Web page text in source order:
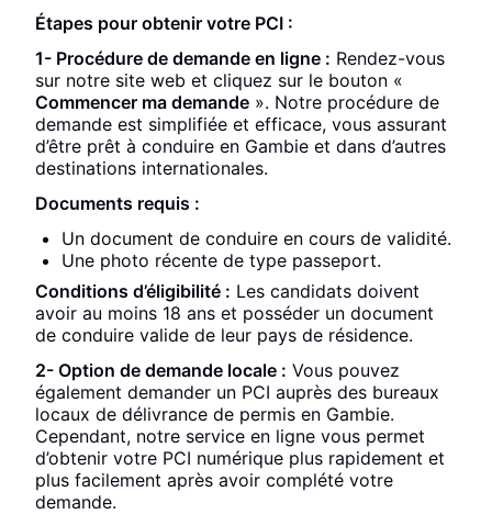
Étapes pour obtenir votre PCI :
1- Procédure de demande en ligne : Rendez-vous
sur notre site web et cliquez sur le bouton «
Commencer ma demande ». Notre procédure de
demande est simplifiée et efficace, vous assurant
d’être prêt à conduire en Gambie et dans d’autres
destinations internationales.
Documents requis :
Un document de conduire en cours de validité.
Une photo récente de type passeport.
Conditions d’éligibilité : Les candidats doivent
avoir au moins 18 ans et posséder un document
de conduire valide de leur pays de résidence.
2- Option de demande locale : Vous pouvez
également demander un PCI auprès des bureaux
locaux de délivrance de permis en Gambie.
Cependant, notre service en ligne vous permet
d’obtenir votre PCI numérique plus rapidement et
plus facilement après avoir complété votre
demande.